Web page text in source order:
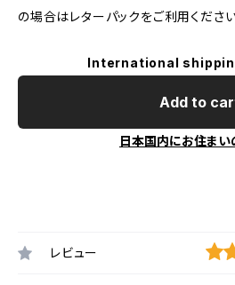
の場合はレターパックをご利用ください
International
Add to
日本国内にお住まい
レビュー